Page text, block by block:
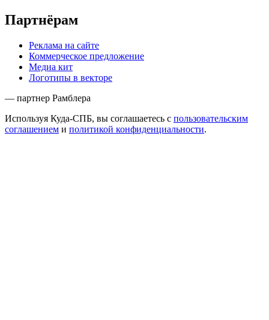
Партнёрам
Реклама на сайте
Коммерческое предложение
Медиа кит
Логотипы в векторе
— партнер Рамблера
Используя Куда-СПБ, вы соглашаетесь с пользовательским
соглашением и политикой конфиденциальности.